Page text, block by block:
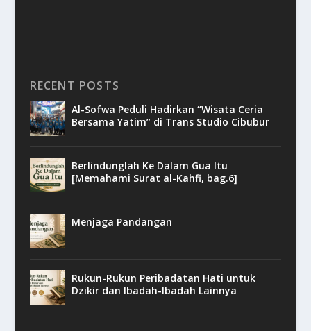
RECENT POSTS
Al-Sofwa Peduli Hadirkan “Wisata Ceria
Bersama Yatim” di Trans Studio Cibubur
Berlindunglah Ke Dalam Gua Itu
[Memahami Surat al-Kahfi, bag.6]
Menjaga Pandangan
Rukun-Rukun Peribadatan Hati untuk
Dzikir dan Ibadah-Ibadah Lainnya